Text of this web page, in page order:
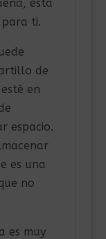
esta
ti.
de
en
espacio.
es una
no
es muy